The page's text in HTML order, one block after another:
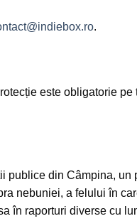
.
este obligatorie pe
publice din Câmpina, un
nebuniei, a felului în
în raporturi diverse cu